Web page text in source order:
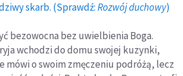
skarb. (Sprawdź:Rozwój duchowy)
bezowocna bez uwielbienia Boga.
wchodzi do domu swojej kuzynki,
mówi o swoim zmęczeniu podróżą, lecz